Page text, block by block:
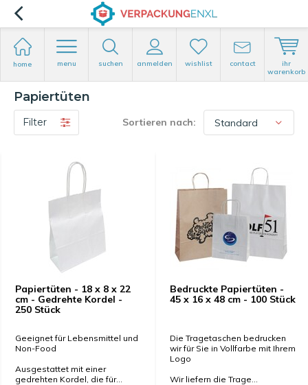
home menu suchen anmelden wishlist contact
ihr
warenkorb
Papiertüten
Filter Sortieren nach:
Papiertüten - 18 x 8 x 22
cm - Gedrehte Kordel -
250 Stück
Geeignet für Lebensmittel und
Non-Food
Ausgestattet mit einer
gedrehten Kordel, die für...
Bedruckte Papiertüten -
45 x 16 x 48 cm - 100 Stück
Die Tragetaschen bedrucken
wir für Sie in Vollfarbe mit Ihrem
Logo
Wir liefern die Trage...